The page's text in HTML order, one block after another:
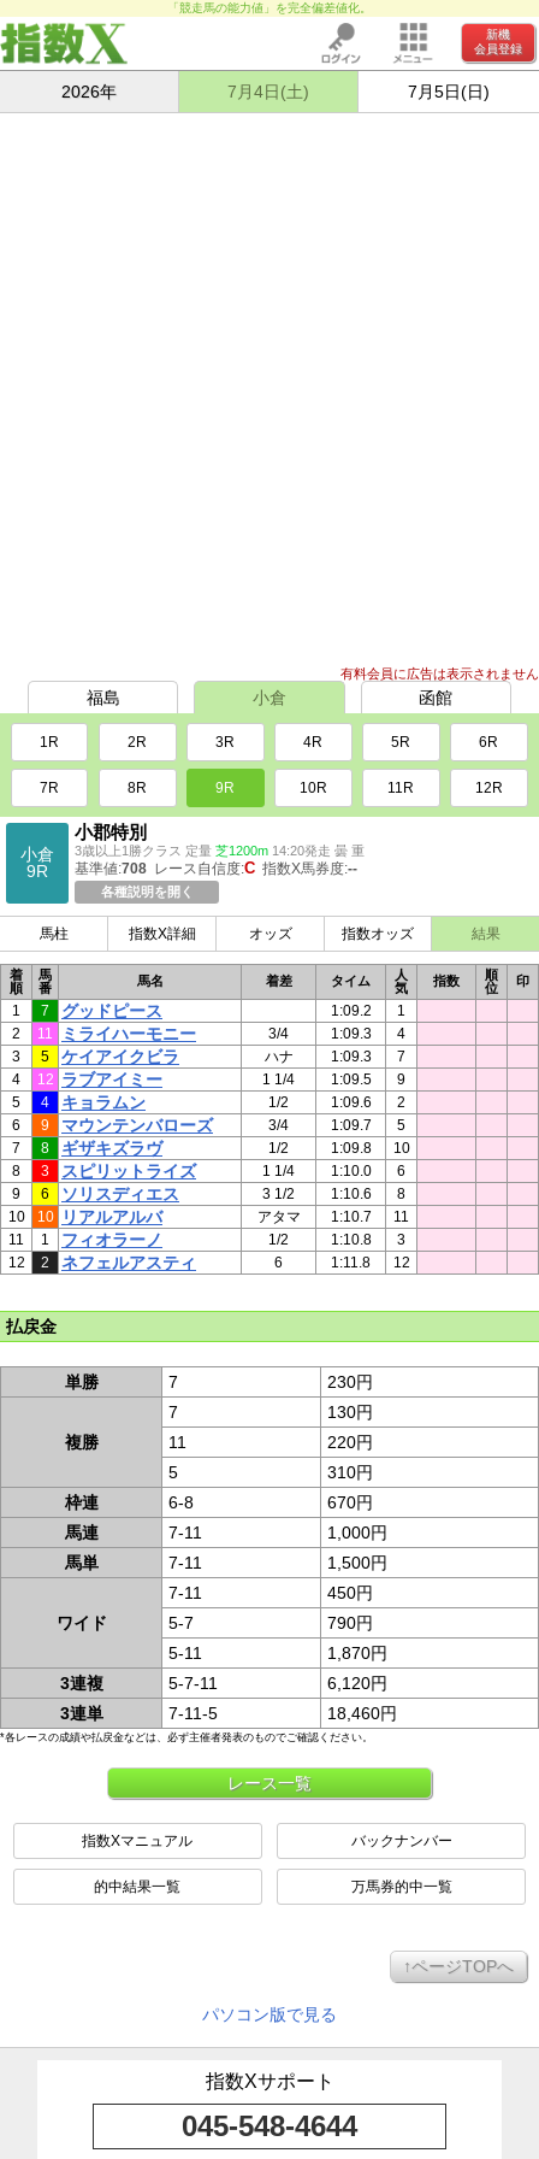
「競走馬の能力値」を完全偏差値化。
新機
会員登録
2026年 7月4日(土) 7月5日(日)
有料会員に広告は表示されません
福島 小倉 函館
1R 2R 3R 4R 5R 6R
7R 8R 9R 10R 11R 12R
小倉
9R
小郡特別
3歳以上1勝クラス 定量 芝1200m 14:20発走 曇 重
基準値:708 レース自信度:C 指数X馬券度:--
各種説明を開く
馬柱 指数X詳細 オッズ 指数オッズ 結果
着
順
馬
番
馬名 着差 タイム
人
気
指数
順
位
印
1 7 グッドピース 1:09.2
1
2
11 ミライハーモニー 3/4 1:09.3
4
3
5 ケイアイクビラ ハナ 1:09.3
7
4
12 ラブアイミー 1 1/4 1:09.5
9
5
4 キョラムン 1/2 1:09.6
2
6
9 マウンテンバローズ 3/4 1:09.7
5
7
8 ギザキズラヴ 1/2 1:09.8
10
8
3 スピリットライズ 1 1/4 1:10.0
6
9
6 ソリスディエス 3 1/2 1:10.6
8
10
10 リアルアルバ アタマ 1:10.7
11
11
1 フィオラーノ 1/2 1:10.8
3
12
2 ネフェルアスティ 6 1:11.8 12
払戻金
単勝 7 230円
複勝
7
130円
11
220円
5
310円
枠連
6-8
670円
馬連
7-11
1,000円
馬単
7-11 1,500円
ワイド
7-11
450円
5-7
790円
5-11
1,870円
3連複
5-7-11
6,120円
3連単
7-11-5 18,460円
*各レースの成績や払戻金などは、必ず主催者発表のものでご確認ください。
レース一覧
指数Xマニュアル バックナンバー
的中結果一覧 万馬券的中一覧
↑ページTOPへ
パソコン版で見る
指数Xサポート
045-548-4644